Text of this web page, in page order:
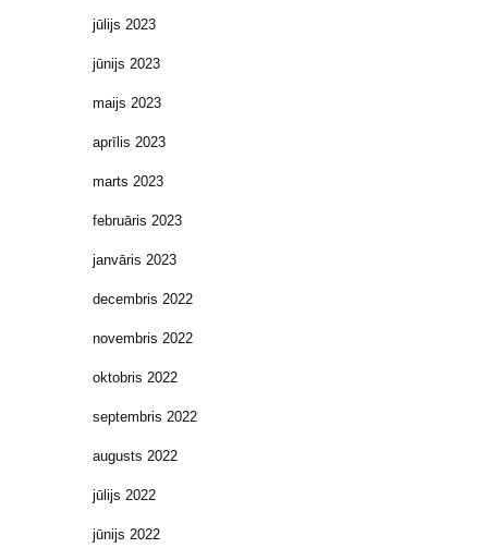
jūlijs 2023
jūnijs 2023
maijs 2023
aprīlis 2023
marts 2023
februāris 2023
janvāris 2023
decembris 2022
novembris 2022
oktobris 2022
septembris 2022
augusts 2022
jūlijs 2022
jūnijs 2022